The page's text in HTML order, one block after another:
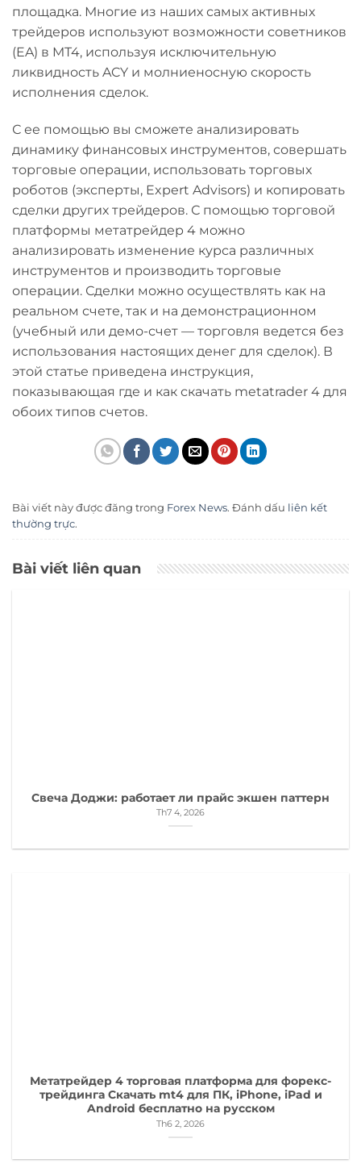
площадка. Многие из наших самых активных
трейдеров используют возможности советников
(EA) в MT4, используя исключительную
ликвидность ACY и молниеносную скорость
исполнения сделок.
С ее помощью вы сможете анализировать
динамику финансовых инструментов, совершать
торговые операции, использовать торговых
роботов (эксперты, Expert Advisors) и копировать
сделки других трейдеров. С помощью торговой
платформы метатрейдер 4 можно
анализировать изменение курса различных
инструментов и производить торговые
операции. Сделки можно осуществлять как на
реальном счете, так и на демонстрационном
(учебный или демо-счет — торговля ведется без
использования настоящих денег для сделок). В
этой статье приведена инструкция,
показывающая где и как скачать metatrader 4 для
обоих типов счетов.
Bài viết này được đăng trong Forex News. Đánh dấu liên kết
thường trực.
Bài viết liên quan
Свеча Доджи: работает ли прайс экшен паттерн
Th7 4, 2026
Метатрейдер 4 торговая платформа для форекс-
трейдинга Скачать mt4 для ПК, iPhone, iPad и
Android бесплатно на русском
Th6 2, 2026